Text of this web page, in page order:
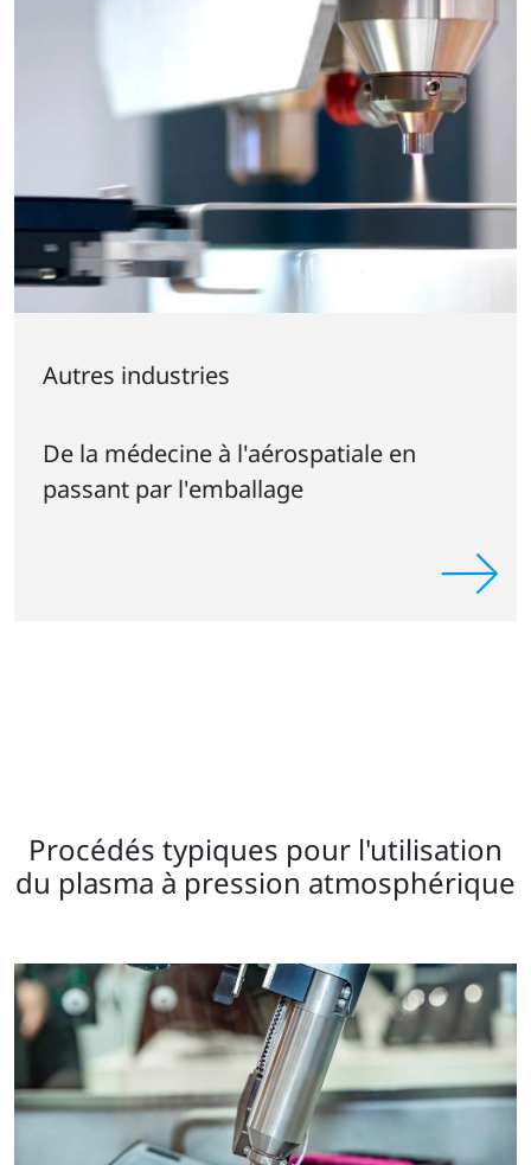
Autres industries
De la médecine à l'aérospatiale en
passant par l'emballage
Procédés typiques pour l'utilisation
du plasma à pression atmosphérique